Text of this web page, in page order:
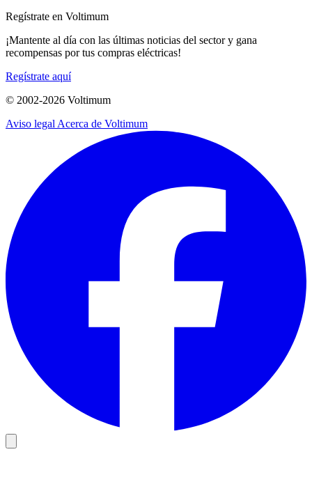
Regístrate en Voltimum
¡Mantente al día con las últimas noticias del sector y gana
recompensas por tus compras eléctricas!
Regístrate aquí
© 2002-2026 Voltimum
Aviso legal Acerca de Voltimum